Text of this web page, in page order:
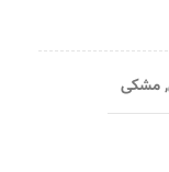
,مشکی